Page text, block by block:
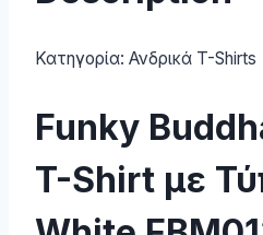
Κατηγορία: Ανδρικά T-Shirts
Funky
T-Shirt με